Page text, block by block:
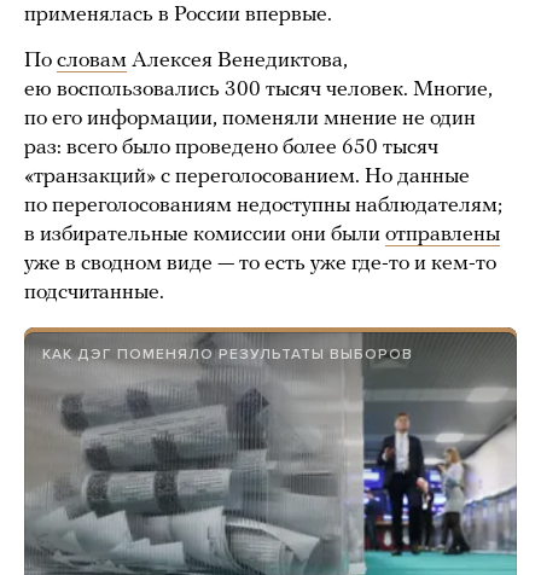
применялась в России впервые.
По словам Алексея Венедиктова,
ею воспользовались 300 тысяч человек. Многие,
по его информации, поменяли мнение не один
раз: всего было проведено более 650 тысяч
«транзакций» с переголосованием. Но данные
по переголосованиям недоступны наблюдателям;
в избирательные комиссии они были отправлены
уже в сводном виде — то есть уже где-то и кем-то
подсчитанные.
КАК ДЭГ ПОМЕНЯЛО РЕЗУЛЬТАТЫ ВЫБОРОВ